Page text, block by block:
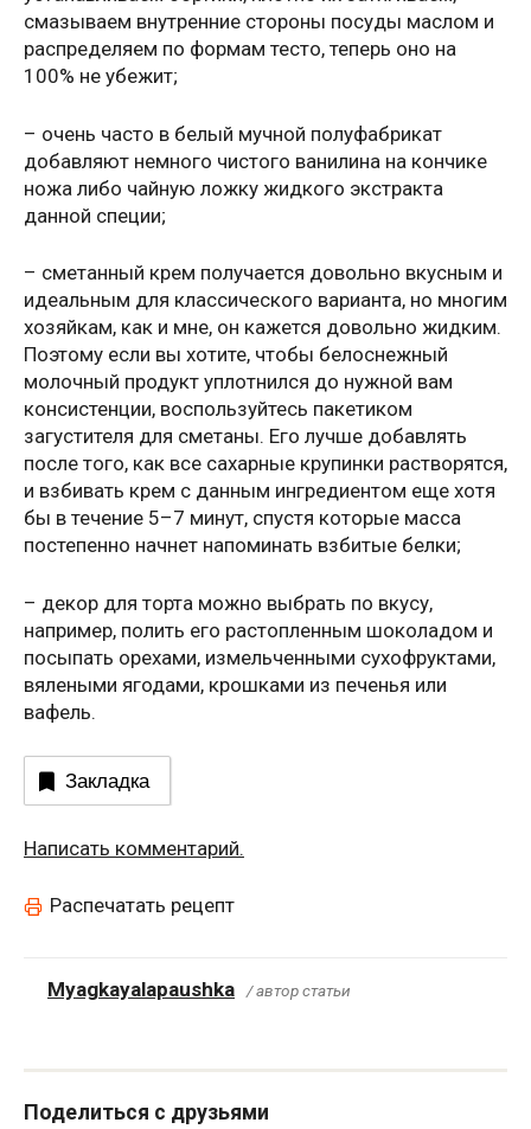
смазываем внутренние стороны посуды маслом и
распределяем по формам тесто, теперь оно на
100% не убежит;
– очень часто в белый мучной полуфабрикат
добавляют немного чистого ванилина на кончике
ножа либо чайную ложку жидкого экстракта
данной специи;
– сметанный крем получается довольно вкусным и
идеальным для классического варианта, но многим
хозяйкам, как и мне, он кажется довольно жидким.
Поэтому если вы хотите, чтобы белоснежный
молочный продукт уплотнился до нужной вам
консистенции, воспользуйтесь пакетиком
загустителя для сметаны. Его лучше добавлять
после того, как все сахарные крупинки растворятся,
и взбивать крем с данным ингредиентом еще хотя
бы в течение 5–7 минут, спустя которые масса
постепенно начнет напоминать взбитые белки;
– декор для торта можно выбрать по вкусу,
например, полить его растопленным шоколадом и
посыпать орехами, измельченными сухофруктами,
вялеными ягодами, крошками из печенья или
вафель.
Закладка
Написать комментарий.
Распечатать рецепт
Myagkayalapaushka / автор статьи
Поделиться с друзьями